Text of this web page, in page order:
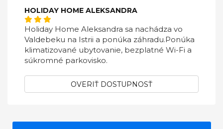
HOLIDAY HOME ALEKSANDRA
Holiday Home Aleksandra sa nachádza vo
Valdebeku na Istrii a ponúka záhradu.Ponúka
klimatizované ubytovanie, bezplatné Wi-Fi a
súkromné ​​parkovisko.
OVERIŤ DOSTUPNOSŤ